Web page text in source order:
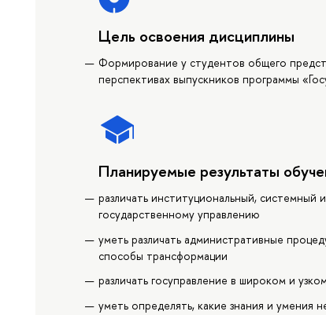
Цель освоения дисциплины
Формирование у студентов общего
перспективах выпускников программы
Планируемые результаты
различать институциональный,
государственному управлению
уметь различать административные
способы трансформации
различать госуправление в широком и
уметь определять, какие знания и умения